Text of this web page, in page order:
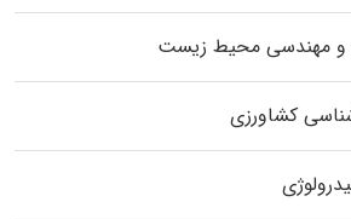
و مهندسی محیط زیست
کشاورزی